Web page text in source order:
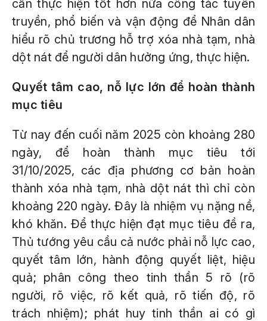
cần thực hiện tốt hơn nữa công tác tuyên
truyền, phổ biến và vận động để Nhân dân
hiểu rõ chủ trương hỗ trợ xóa nhà tạm, nhà
dột nát để người dân hưởng ứng, thực hiện.
Quyết tâm cao, nỗ lực lớn để hoàn thành
mục tiêu
Từ nay đến cuối năm 2025 còn khoảng 280
ngày, để hoàn thành mục tiêu tới
31/10/2025, các địa phương cơ bản hoàn
thành xóa nhà tạm, nhà dột nát thì chỉ còn
khoảng 220 ngày. Đây là nhiệm vụ nặng nề,
khó khăn. Để thực hiện đạt mục tiêu đề ra,
Thủ tướng yêu cầu cả nước phải nỗ lực cao,
quyết tâm lớn, hành động quyết liệt, hiệu
quả; phân công theo tinh thần 5 rõ (rõ
người, rõ việc, rõ kết quả, rõ tiến độ, rõ
trách nhiệm); phát huy tinh thần ai có gì